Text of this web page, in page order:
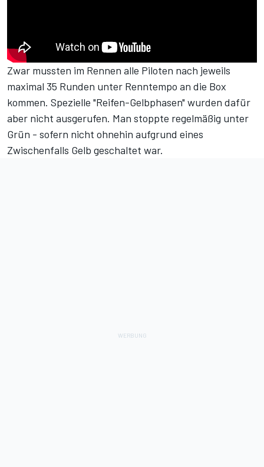
Zwar mussten im Rennen alle Piloten nach jeweils
maximal 35 Runden unter Renntempo an die Box
kommen. Spezielle "Reifen-Gelbphasen" wurden dafür
aber nicht ausgerufen. Man stoppte regelmäßig unter
Grün - sofern nicht ohnehin aufgrund eines
Zwischenfalls Gelb geschaltet war.